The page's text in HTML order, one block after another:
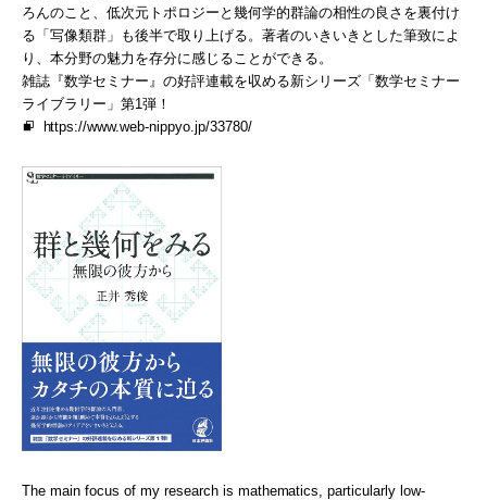
ろんのこと、低次元トポロジーと幾何学的群論の相性の良さを裏付け
る「写像類群」も後半で取り上げる。著者のいきいきとした筆致によ
り、本分野の魅力を存分に感じることができる。
雑誌『数学セミナー』の好評連載を収める新シリーズ「数学セミナー
ライブラリー」第1弾！
https://www.web-nippyo.jp/33780/
The main focus of my research is mathematics, particularly low-